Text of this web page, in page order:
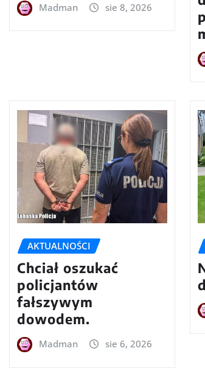
Madman sie 8, 2026
AKTUALNOŚCI
Chciał oszukać
policjantów
fałszywym
dowodem.
Madman sie 6, 2026